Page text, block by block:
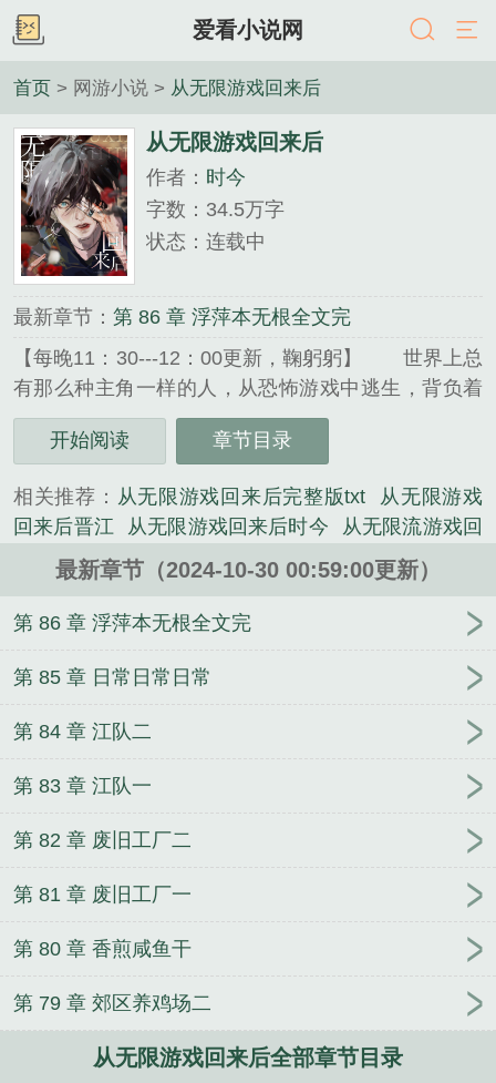
爱看小说网
首页 > 网游小说 > 从无限游戏回来后
从无限游戏回来后
作者： 时今
字数：34.5万字
状态：连载中
最新章节： 第 86 章 浮萍本无根全文完
【每晚11：30---12：00更新，鞠躬躬】 世界上总
有那么种主角一样的人，从恐怖游戏中逃生，背负着
和同伴解决一起逃出的怪物拯救世界的责任，因为如
此这般的原因不得已住在一般市民家中，明面上扮演
《从无限游戏回来后》是时今精心创作的网游小说类
小说。
开始阅读 章节目录
相关推荐： 从无限游戏回来后完整版txt
从无限游戏
回来后晋江
从无限游戏回来后时今
从无限流游戏回
来后免费阅读
从无限游戏回来后谁是攻 从无限游戏
回来后全文免费阅读
从无限游戏回来后TXT百度
无限游戏回来后by时今免费
从无限游戏回来后陈景
从无限游戏回来后txt资源
从无限游戏回来后by时令
从无限游戏回来后讲了什么
从无限游戏回来后by时
后43章
从无限游戏回来后掉马类似
从无限游戏回来
后txt百度
从无限游戏回来后TX
从无限游戏回来后
by时今晋江 从无限游戏回来后同归于
从无限游戏回
来后by
从无限游戏回来后by时今格格党
从无限游戏
戏回来后t 从无限游戏回来后剧透
从无限游戏回来
讲的什么
从无限游戏回来后txt
从无限游戏回来后百
从无限游戏回来后江于尽最新章节
最新章节（2024-10-30 00:59:00更新）
第 86 章 浮萍本无根全文完
第 85 章 日常日常日常
第 84 章 江队二
第 83 章 江队一
第 82 章 废旧工厂二
第 81 章 废旧工厂一
第 80 章 香煎咸鱼干
第 79 章 郊区养鸡场二
从无限游戏回来后全部章节目录